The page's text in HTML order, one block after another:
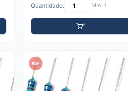
Quantidade: Mín: 1
PDF